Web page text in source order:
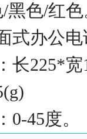
黑色/红
式办公
长225*宽
0-45度。